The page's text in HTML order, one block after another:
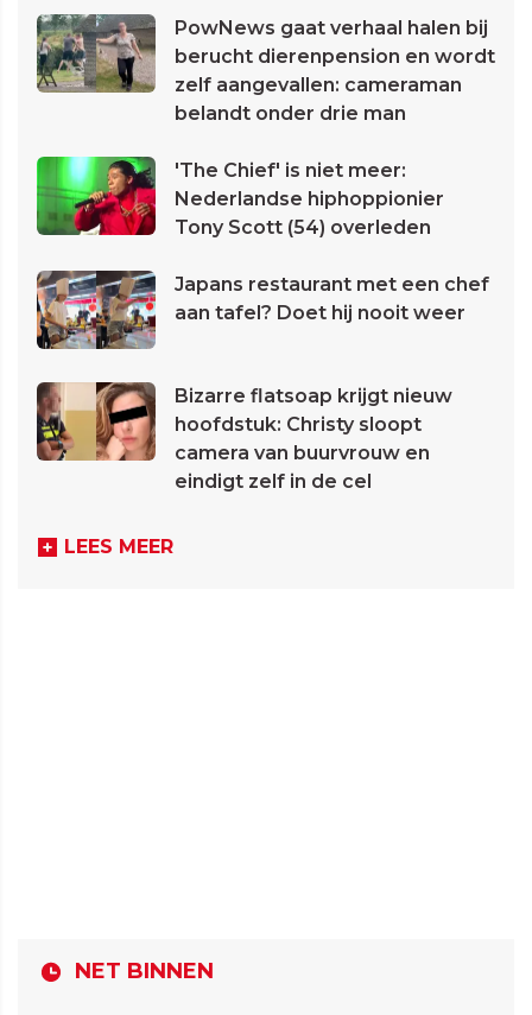
PowNews gaat verhaal halen bij
berucht dierenpension en wordt
zelf aangevallen: cameraman
belandt onder drie man
'The Chief' is niet meer:
Nederlandse hiphoppionier
Tony Scott (54) overleden
Japans restaurant met een chef
aan tafel? Doet hij nooit weer
Bizarre flatsoap krijgt nieuw
hoofdstuk: Christy sloopt
camera van buurvrouw en
eindigt zelf in de cel
LEES MEER
NET BINNEN